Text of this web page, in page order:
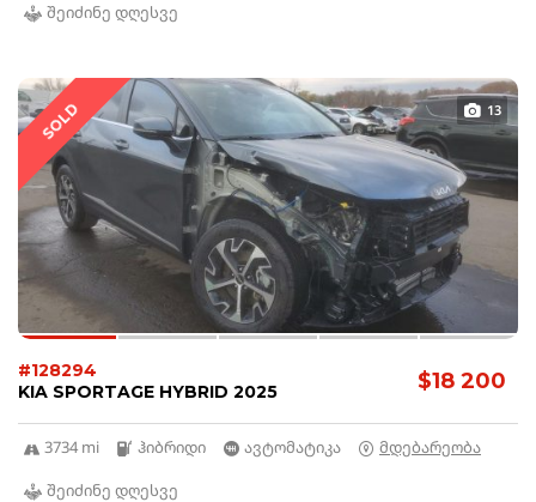
შეიძინე დღესვე
SOLD 13
$18 200
#128294
KIA SPORTAGE HYBRID 2025
3734 mi ჰიბრიდი ავტომატიკა
მდებარეობა
შეიძინე დღესვე